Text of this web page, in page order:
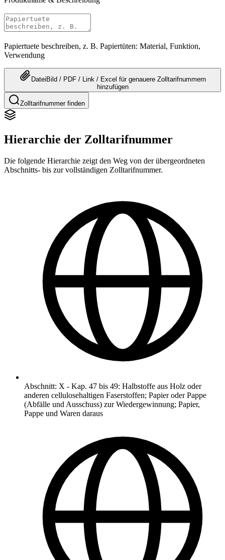
Papiertuete beschreiben, z. B. Papiertüten: Material, Funktion,
Verwendung
Datei Bild / PDF / Link / Excel für genauere Zolltarifnummern
hinzufügen
Zolltarifnummer finden
Hierarchie der Zolltarifnummer
Die folgende Hierarchie zeigt den Weg von der übergeordneten
Abschnitts- bis zur vollständigen Zolltarifnummer.
Abschnitt: X - Kap. 47 bis 49: Halbstoffe aus Holz oder
anderen cellulosehaltigen Faserstoffen; Papier oder Pappe
(Abfälle und Ausschuss) zur Wiedergewinnung; Papier,
Pappe und Waren daraus